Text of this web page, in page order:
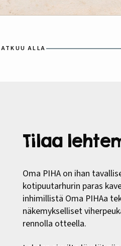
ALLA
Tilaa
Oma PIHA on ihan
kotipuutarhurin paras
inhimillistä Oma PIHAa
näkemykselliset
rennolla otteella.